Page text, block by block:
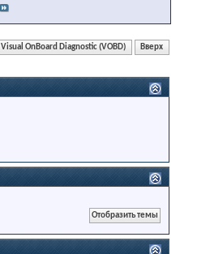
Visual OnBoard Diagnostic (VOBD) Вверх